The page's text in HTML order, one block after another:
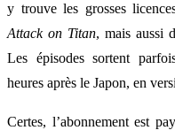
y trouve les grosses
Attack on Titan, mais aussi
Les épisodes sortent
heures après le Japon, en
Certes, l’abonnement est